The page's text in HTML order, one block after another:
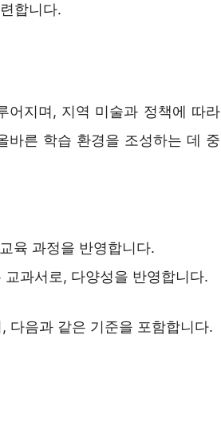
합니다.
어지며, 지역 미술과 정책에 따라
바른 학습 환경을 조성하는 데 중
육 과정을 반영합니다.
과서로, 다양성을 반영합니다.
다음과 같은 기준을 포함합니다.